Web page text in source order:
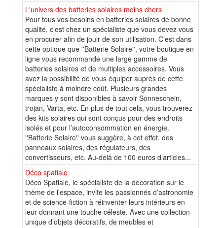
L'univers des batteries solaires moins chers
Pour tous vos besoins en batteries solaires de bonne
qualité, c’est chez un spécialiste que vous devez vous
en procurer afin de jouir de son utilisation. C’est dans
cette optique que ''Batterie Solaire'', votre boutique en
ligne vous recommande une large gamme de
batteries solaires et de multiples accessoires. Vous
avez la possibilité de vous équiper auprès de cette
spécialiste à moindre coût. Plusieurs grandes
marques y sont disponibles à savoir Sonneschein,
trojan, Varta, etc. En plus de tout cela, vous trouverez
des kits solaires qui sont conçus pour des endroits
isolés et pour l’autoconsommation en énergie.
''Batterie Solaire'' vous suggère, à cet effet, des
panneaux solaires, des régulateurs, des
convertisseurs, etc. Au-delà de 100 euros d’articles...
Déco spatiale
Déco Spatiale, le spécialiste de la décoration sur le
thème de l’espace, invite les passionnés d’astronomie
et de science-fiction à réinventer leurs intérieurs en
leur donnant une touche céleste. Avec une collection
unique d’objets décoratifs, de meubles et